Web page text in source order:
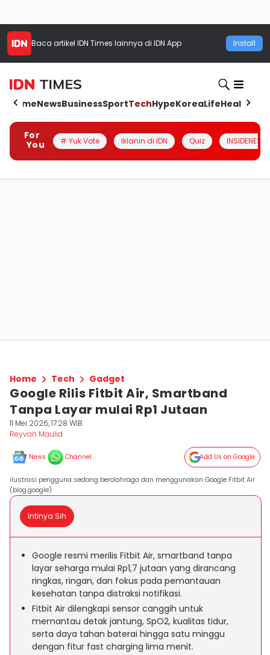
Baca artikel IDN Times lainnya di IDN App Install
HomeNewsBusinessSportTechHypeKoreaLifeHealth
For
You
# Yuk Vote Iklanin di IDN Quiz INSIDENESIA
Home Tech Gadget
Google Rilis Fitbit Air, Smartband
Tanpa Layar mulai Rp1 Jutaan
11 Mei 2026, 17:28 WIB
Reyvan Maulid
News Channel Add Us on Google
ilustrasi pengguna sedang berolahraga dan menggunakan Google Fitbit Air
(blog.google)
Intinya Sih
Google resmi merilis Fitbit Air, smartband tanpa
layar seharga mulai Rp1,7 jutaan yang dirancang
ringkas, ringan, dan fokus pada pemantauan
kesehatan tanpa distraksi notifikasi.
Fitbit Air dilengkapi sensor canggih untuk
memantau detak jantung, SpO2, kualitas tidur,
serta daya tahan baterai hingga satu minggu
dengan fitur fast charging lima menit.